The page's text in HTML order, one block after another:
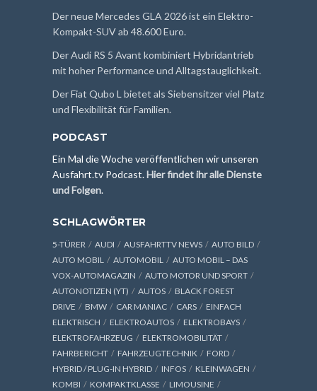
Der neue Mercedes GLA 2026 ist ein Elektro-
Kompakt-SUV ab 48.600 Euro.
Der Audi RS 5 Avant kombiniert Hybridantrieb
mit hoher Performance und Alltagstauglichkeit.
Der Fiat Qubo L bietet als Siebensitzer viel Platz
und Flexibilität für Familien.
PODCAST
Ein Mal die Woche veröffentlichen wir unseren
Ausfahrt.tv Podcast.Hier findet ihr alle Dienste
und Folgen.
SCHLAGWÖRTER
5-TÜRER AUDI AUSFAHRTTV NEWS
AUTO BILD
AUTO MOBIL
AUTOMOBIL
AUTO MOBIL – DAS
VOX-AUTOMAGAZIN
AUTO MOTOR UND SPORT
AUTONOTIZEN (YT)
AUTOS
BLACK FOREST
DRIVE
BMW CAR MANIAC CARS
EINFACH
ELEKTRISCH
ELEKTROAUTOS
ELEKTROBAYS
ELEKTROFAHRZEUG
ELEKTROMOBILITÄT
FAHRBERICHT
FAHRZEUGTECHNIK
FORD
HYBRID / PLUG-IN HYBRID
INFOS
KLEINWAGEN
KOMBI
KOMPAKTKLASSE
LIMOUSINE